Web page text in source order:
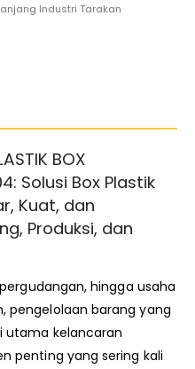
Industri Tarakan
BOX
Solusi Box Plastik
Kuat, dan
Produksi, dan
hingga usaha
pengelolaan barang yang
utama kelancaran
penting yang sering kali